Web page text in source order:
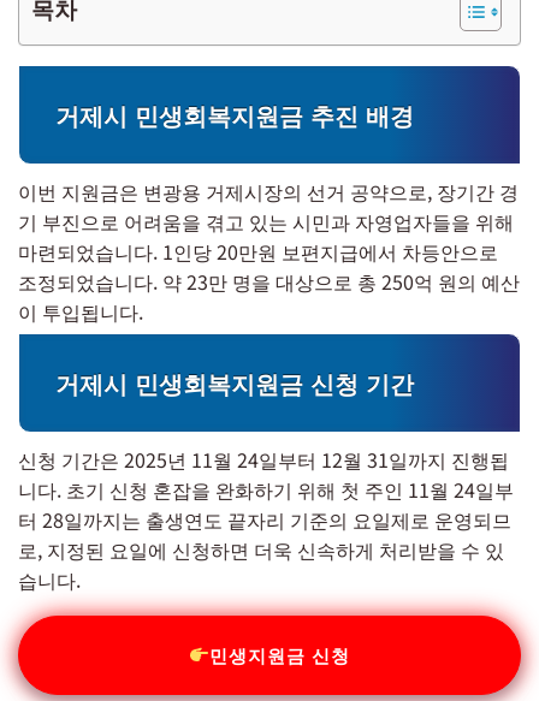
목차
거제시 민생회복지원금 추진 배경
이번 지원금은 변광용 거제시장의 선거 공약으로, 장기간 경
기 부진으로 어려움을 겪고 있는 시민과 자영업자들을 위해
마련되었습니다. 1인당 20만원 보편지급에서 차등안으로
조정되었습니다. 약 23만 명을 대상으로 총 250억 원의 예산
이 투입됩니다.
거제시 민생회복지원금 신청 기간
신청 기간은 2025년 11월 24일부터 12월 31일까지 진행됩
니다. 초기 신청 혼잡을 완화하기 위해 첫 주인 11월 24일부
터 28일까지는 출생연도 끝자리 기준의 요일제로 운영되므
로, 지정된 요일에 신청하면 더욱 신속하게 처리받을 수 있
습니다.
민생지원금 신청